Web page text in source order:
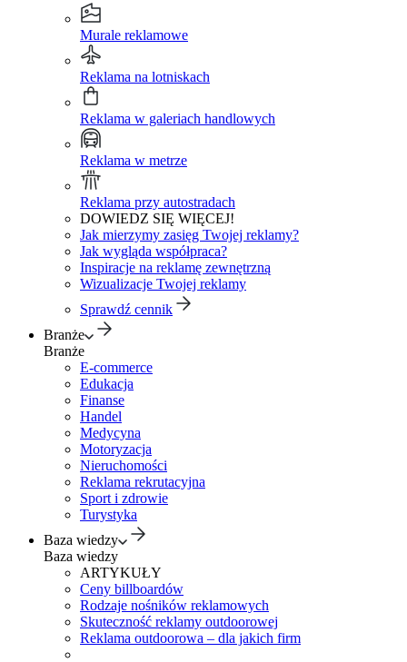
Murale reklamowe
Reklama na lotniskach
Reklama w galeriach handlowych
Reklama w metrze
Reklama przy autostradach
DOWIEDZ SIĘ WIĘCEJ!
Jak mierzymy zasięg Twojej reklamy?
Jak wygląda współpraca?
Inspiracje na reklamę zewnętrzną
Wizualizacje Twojej reklamy
Sprawdź cennik
Branże
Branże
E-commerce
Edukacja
Finanse
Handel
Medycyna
Motoryzacja
Nieruchomości
Reklama rekrutacyjna
Sport i zdrowie
Turystyka
Baza wiedzy
Baza wiedzy
ARTYKUŁY
Ceny billboardów
Rodzaje nośników reklamowych
Skuteczność reklamy outdoorowej
Reklama outdoorowa – dla jakich firm